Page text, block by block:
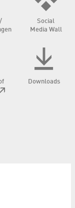
Social
Media Wall
Downloads